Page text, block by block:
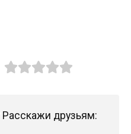
друзьям: